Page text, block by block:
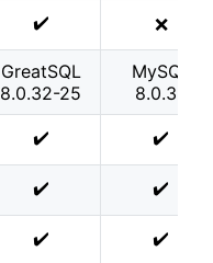
✔️ ❌
GreatSQL
8.0.32-25
MySQL
8.0.32
✔️ ✔️
✔️ ✔️
✔️ ✔️